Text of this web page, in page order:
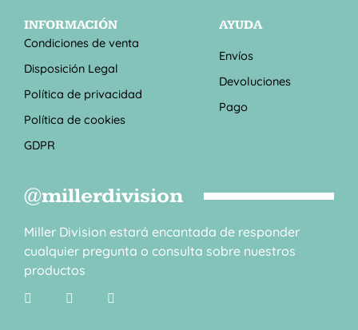
INFORMACIÓN
Condiciones de venta
Disposición Legal
Política de privacidad
Política de cookies
GDPR
AYUDA
Envíos
Devoluciones
Pago
@millerdivision
Miller Division estará encantada de responder
cualquier pregunta o consulta sobre nuestros
productos